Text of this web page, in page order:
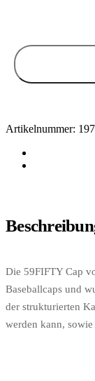
Artikelnummer:
Die 59FIFTY Cap
Baseballcaps und
der strukturierten
werden kann, sowie